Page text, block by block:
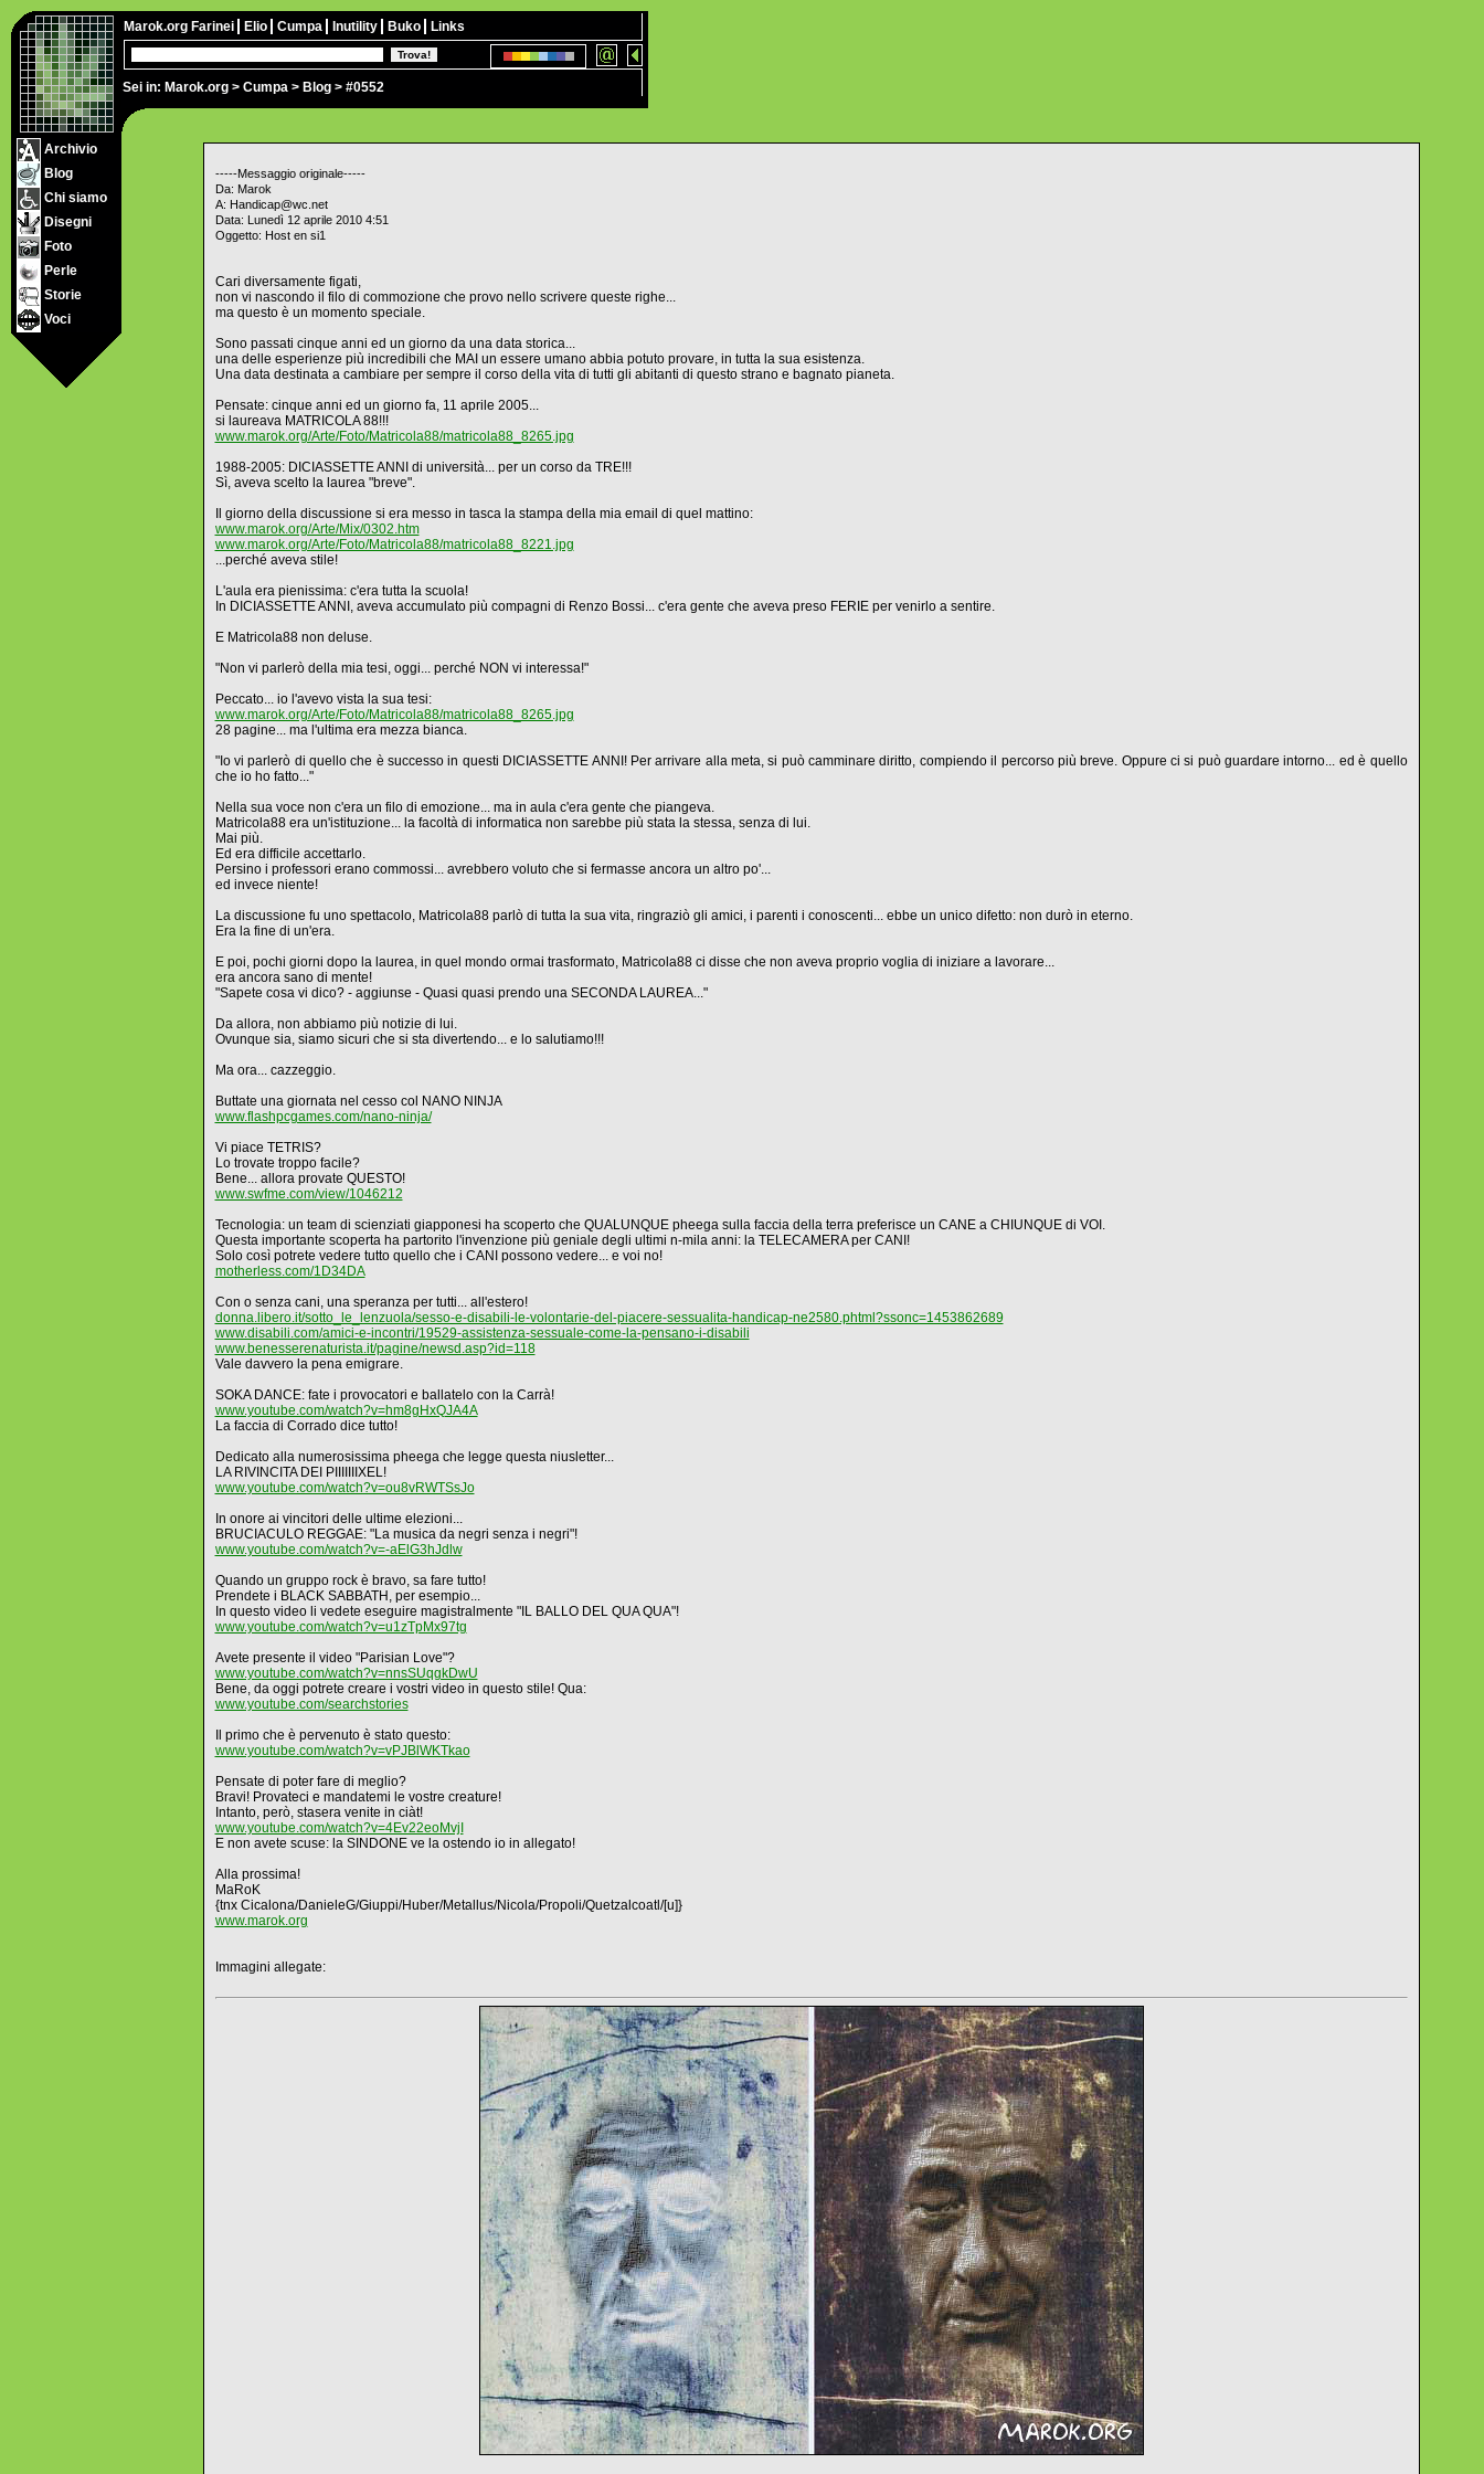
Sei in: Marok.org > Cumpa > Blog > #0552
Marok.org Farinei Elio Cumpa Inutility Buko Links
Archivio
Blog
Chi siamo
Disegni
Foto
Perle
Storie
Voci
-----Messaggio originale-----
Da: Marok
A: Handicap@wc.net
Data: Lunedì 12 aprile 2010 4:51
Oggetto: Host en si1
Cari diversamente figati,
non vi nascondo il filo di commozione che provo nello scrivere queste righe...
ma questo è un momento speciale.
Sono passati cinque anni ed un giorno da una data storica...
una delle esperienze più incredibili che MAI un essere umano abbia potuto provare, in tutta la sua esistenza.
Una data destinata a cambiare per sempre il corso della vita di tutti gli abitanti di questo strano e bagnato pianeta.
Pensate: cinque anni ed un giorno fa, 11 aprile 2005...
si laureava MATRICOLA 88!!!
www.marok.org/Arte/Foto/Matricola88/matricola88_8265.jpg
1988-2005: DICIASSETTE ANNI di università... per un corso da TRE!!!
Sì, aveva scelto la laurea "breve".
Il giorno della discussione si era messo in tasca la stampa della mia email di quel mattino:
www.marok.org/Arte/Mix/0302.htm
www.marok.org/Arte/Foto/Matricola88/matricola88_8221.jpg
...perché aveva stile!
L'aula era pienissima: c'era tutta la scuola!
In DICIASSETTE ANNI, aveva accumulato più compagni di Renzo Bossi... c'era gente che aveva preso FERIE per venirlo a sentire.
E Matricola88 non deluse.
"Non vi parlerò della mia tesi, oggi... perché NON vi interessa!"
Peccato... io l'avevo vista la sua tesi:
www.marok.org/Arte/Foto/Matricola88/matricola88_8265.jpg
28 pagine... ma l'ultima era mezza bianca.
"Io vi parlerò di quello che è successo in questi DICIASSETTE ANNI! Per arrivare alla meta, si può camminare diritto, compiendo il percorso più breve. Oppure ci si può guardare intorno... ed è quello
che io ho fatto..."
Nella sua voce non c'era un filo di emozione... ma in aula c'era gente che piangeva.
Matricola88 era un'istituzione... la facoltà di informatica non sarebbe più stata la stessa, senza di lui.
Mai più.
Ed era difficile accettarlo.
Persino i professori erano commossi... avrebbero voluto che si fermasse ancora un altro po'...
ed invece niente!
La discussione fu uno spettacolo, Matricola88 parlò di tutta la sua vita, ringraziò gli amici, i parenti i conoscenti... ebbe un unico difetto: non durò in eterno.
Era la fine di un'era.
E poi, pochi giorni dopo la laurea, in quel mondo ormai trasformato, Matricola88 ci disse che non aveva proprio voglia di iniziare a lavorare...
era ancora sano di mente!
"Sapete cosa vi dico? - aggiunse - Quasi quasi prendo una SECONDA LAUREA..."
Da allora, non abbiamo più notizie di lui.
Ovunque sia, siamo sicuri che si sta divertendo... e lo salutiamo!!!
Ma ora... cazzeggio.
Buttate una giornata nel cesso col NANO NINJA
www.flashpcgames.com/nano-ninja/
Vi piace TETRIS?
Lo trovate troppo facile?
Bene... allora provate QUESTO!
www.swfme.com/view/1046212
Tecnologia: un team di scienziati giapponesi ha scoperto che QUALUNQUE pheega sulla faccia della terra preferisce un CANE a CHIUNQUE di VOI.
Questa importante scoperta ha partorito l'invenzione più geniale degli ultimi n-mila anni: la TELECAMERA per CANI!
Solo così potrete vedere tutto quello che i CANI possono vedere... e voi no!
motherless.com/1D34DA
Con o senza cani, una speranza per tutti... all'estero!
donna.libero.it/sotto_le_lenzuola/sesso-e-disabili-le-volontarie-del-piacere-sessualita-handicap-ne2580.phtml?ssonc=1453862689
www.disabili.com/amici-e-incontri/19529-assistenza-sessuale-come-la-pensano-i-disabili
www.benesserenaturista.it/pagine/newsd.asp?id=118
Vale davvero la pena emigrare.
SOKA DANCE: fate i provocatori e ballatelo con la Carrà!
www.youtube.com/watch?v=hm8gHxQJA4A
La faccia di Corrado dice tutto!
Dedicato alla numerosissima pheega che legge questa niusletter...
LA RIVINCITA DEI PIIIIIIIXEL!
www.youtube.com/watch?v=ou8vRWTSsJo
In onore ai vincitori delle ultime elezioni...
BRUCIACULO REGGAE: "La musica da negri senza i negri"!
www.youtube.com/watch?v=-aElG3hJdlw
Quando un gruppo rock è bravo, sa fare tutto!
Prendete i BLACK SABBATH, per esempio...
In questo video li vedete eseguire magistralmente "IL BALLO DEL QUA QUA"!
www.youtube.com/watch?v=u1zTpMx97tg
Avete presente il video "Parisian Love"?
www.youtube.com/watch?v=nnsSUqgkDwU
Bene, da oggi potrete creare i vostri video in questo stile! Qua:
www.youtube.com/searchstories
Il primo che è pervenuto è stato questo:
www.youtube.com/watch?v=vPJBlWKTkao
Pensate di poter fare di meglio?
Bravi! Provateci e mandatemi le vostre creature!
Intanto, però, stasera venite in ciàt!
www.youtube.com/watch?v=4Ev22eoMvjI
E non avete scuse: la SINDONE ve la ostendo io in allegato!
Alla prossima!
MaRoK
{tnx Cicalona/DanieleG/Giuppi/Huber/Metallus/Nicola/Propoli/Quetzalcoatl/[u]}
www.marok.org
Immagini allegate: